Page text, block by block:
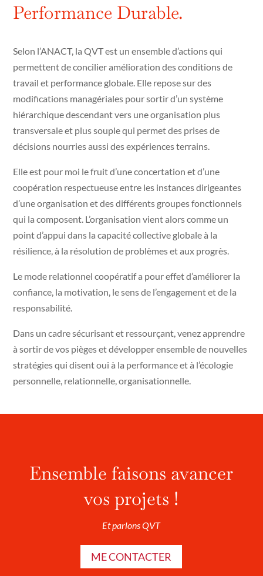
Performance Durable.
Selon l’ANACT, la QVT est un ensemble d’actions qui
permettent de concilier amélioration des conditions de
travail et performance globale. Elle repose sur des
modifications managériales pour sortir d’un système
hiérarchique descendant vers une organisation plus
transversale et plus souple qui permet des prises de
décisions nourries aussi des expériences terrains.
Elle est pour moi le fruit d’une concertation et d’une
coopération respectueuse entre les instances dirigeantes
d’une organisation et des différents groupes fonctionnels
qui la composent. L’organisation vient alors comme un
point d’appui dans la capacité collective globale à la
résilience, à la résolution de problèmes et aux progrès.
Le mode relationnel coopératif a pour effet d’améliorer la
confiance, la motivation, le sens de l’engagement et de la
responsabilité.
Dans un cadre sécurisant et ressourçant, venez apprendre
à sortir de vos pièges et développer ensemble de nouvelles
stratégies qui disent oui à la performance et à l’écologie
personnelle, relationnelle, organisationnelle.
Ensemble faisons avancer
vos projets !
Et parlons QVT
ME CONTACTER